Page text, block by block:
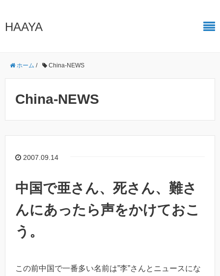
HAAYA
ホーム / China-NEWS
China-NEWS
2007.09.14
中国で亜さん、死さん、難さ
んにあったら声をかけておこ
う。
この前中国で一番多い名前は”李”さんとニュースにな